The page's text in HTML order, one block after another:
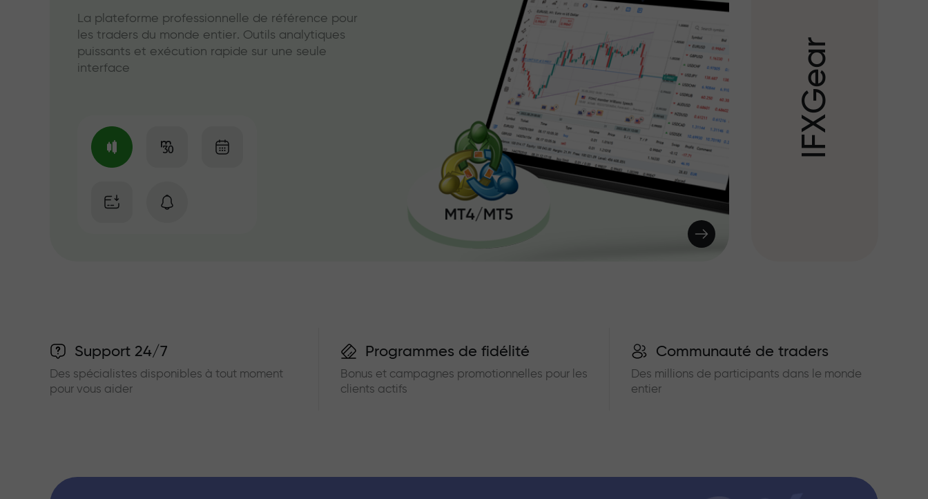
La plateforme professionnelle de référence pour
les traders du monde entier. Outils analytiques
puissants et exécution rapide sur une seule
interface
I
F
X
G
e
a
r
Support 24/7
Des spécialistes disponibles à tout moment
pour vous aider
Programmes de fidélité
Bonus et campagnes promotionnelles pour les
clients actifs
Communauté de traders
Des millions de participants dans le monde
entier